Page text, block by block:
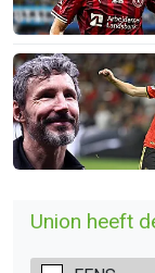
Union heeft